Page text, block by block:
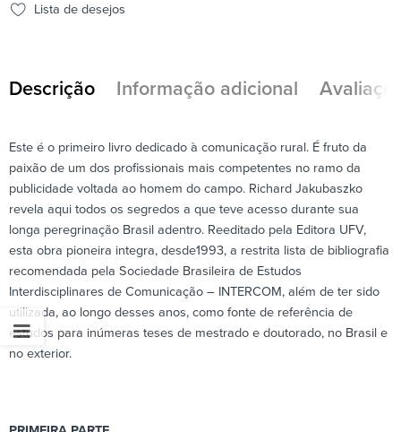
Lista de desejos
Descrição Informação adicional
Este é o primeiro livro dedicado à comunicação rural. É fruto da
paixão de um dos profissionais mais competentes no ramo da
publicidade voltada ao homem do campo. Richard Jakubaszko
revela aqui todos os segredos a que teve acesso durante sua
longa peregrinação Brasil adentro. Reeditado pela Editora UFV,
esta obra pioneira integra, desde1993, a restrita lista de bibliografia
recomendada pela Sociedade Brasileira de Estudos
Interdisciplinares de Comunicação – INTERCOM, além de ter sido
utilizada, ao longo desses anos, como fonte de referência de
estudos para inúmeras teses de mestrado e doutorado, no Brasil e
no exterior.